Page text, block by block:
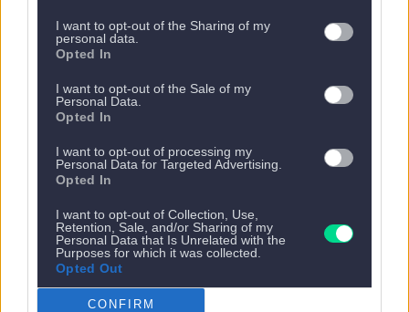
I want to opt-out of the Sharing of my
personal data.
Opted In
I want to opt-out of the Sale of my
Personal Data.
Opted In
I want to opt-out of processing my
Personal Data for Targeted Advertising.
Opted In
I want to opt-out of Collection, Use,
Retention, Sale, and/or Sharing of my
Personal Data that Is Unrelated with the
Purposes for which it was collected.
Opted Out
CONFIRM
Es gibt kein nächstes Appartement.
Zurück zu allen Apartments